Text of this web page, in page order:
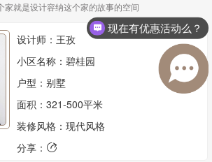
家就是设计容纳这个家的故事的空间
设计师：王孜
小区名称：碧桂园
户型：别墅
面积：321-500平米
装修风格：现代风格
分享： 
现在有优惠活动么？